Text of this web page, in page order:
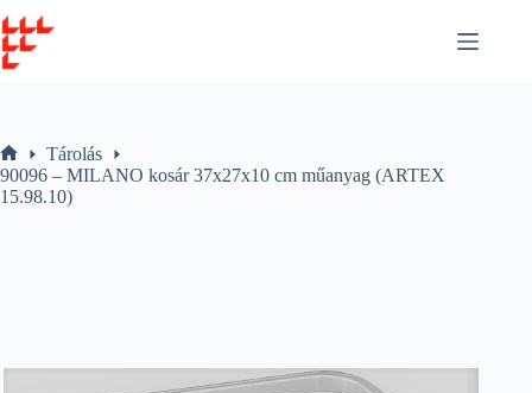
to
content
Home
Tárolás
90096 – MILANO kosár 37x27x10 cm műanyag (ARTEX
15.98.10)